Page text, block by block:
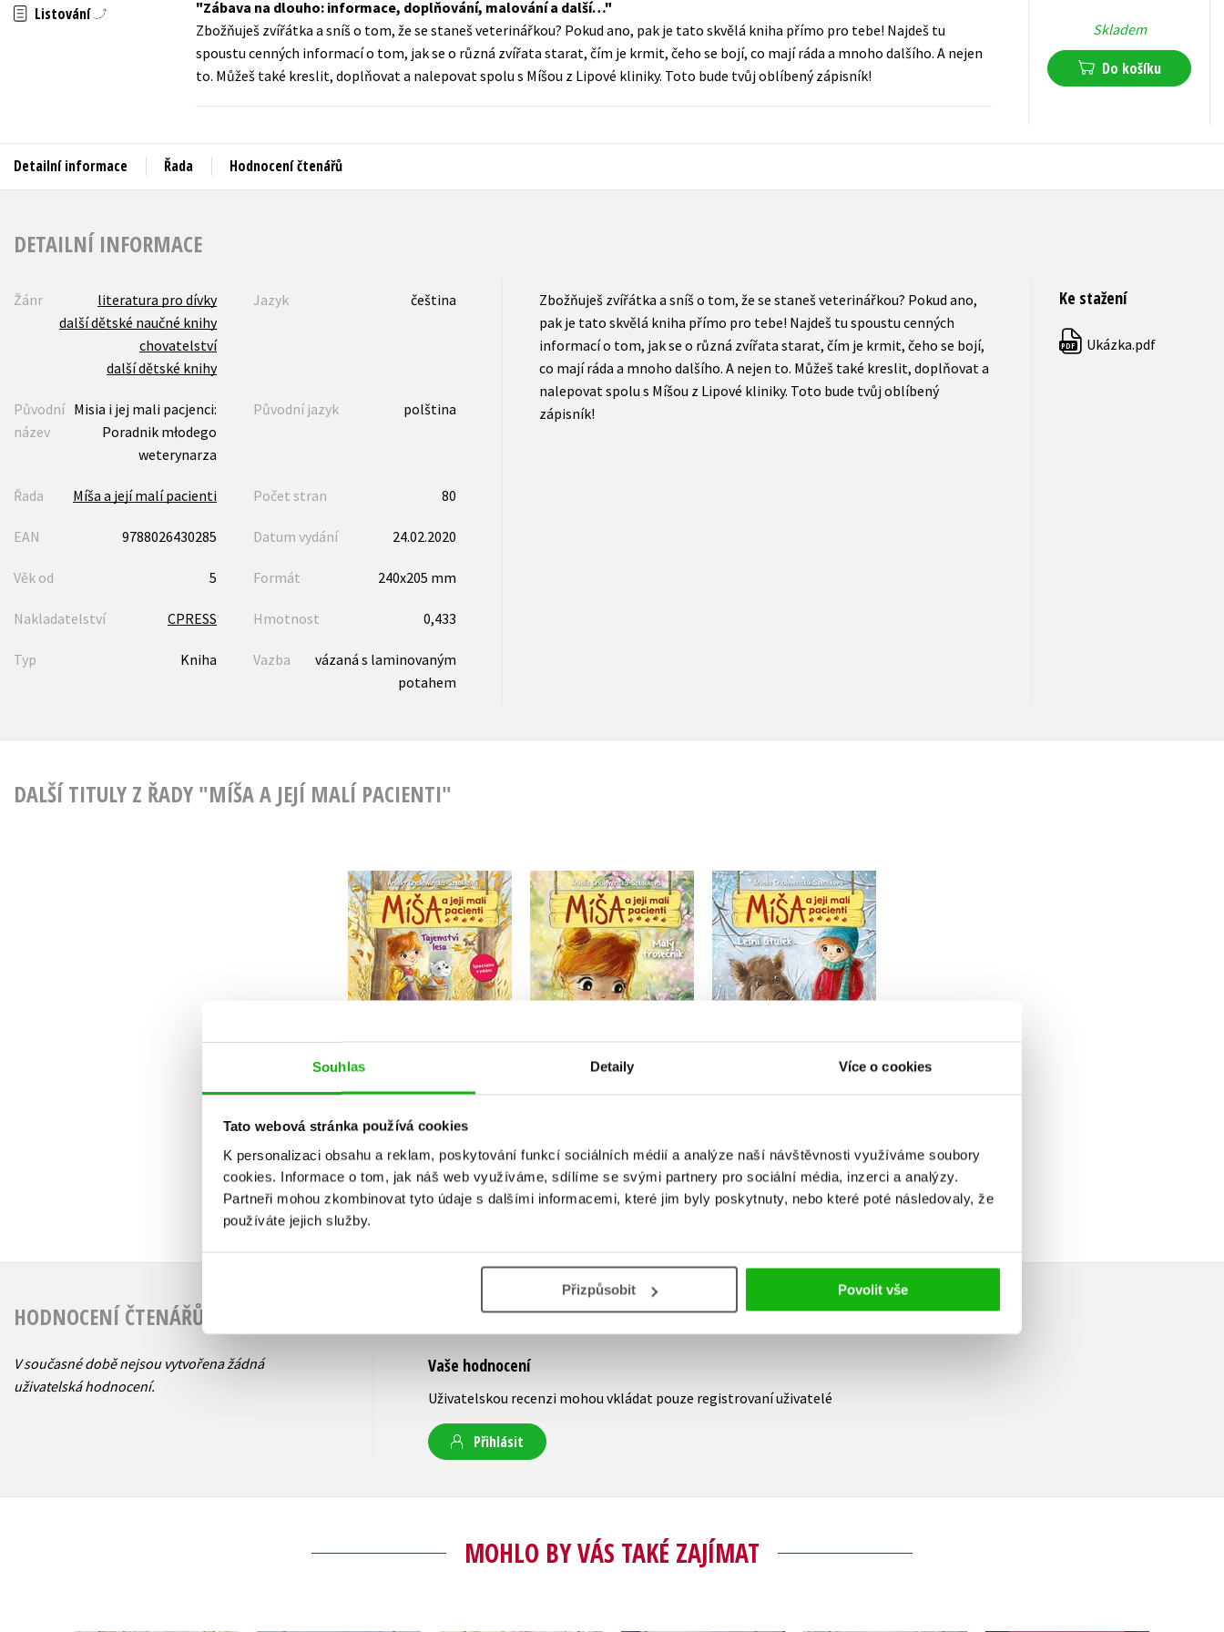
Souhlas Detaily Více o cookies
Tato webová stránka používá cookies
K personalizaci obsahu a reklam, poskytování funkcí sociálních médií a analýze naší návštěvnosti využíváme soubory
cookies. Informace o tom, jak náš web využíváme, sdílíme se svými partnery pro sociální média, inzerci a analýzy.
Partneři mohou zkombinovat tyto údaje s dalšími informacemi, které jim byly poskytnuty, nebo které poté následovaly, že
používáte jejich služby.
Přizpůsobit Povolit vše
Auto - moto
Jazyky
Kalendáře
Populárně - naučná pro dospělé
Populárně - naučné pro děti
Předškoláci
Příroda a zahrada
Young adult (SK)
Zahraniční literatura
Všechny tituly
Listování
Zábava na dlouho: informace, doplňování, malování a další…
Zbožňuješ zvířátka a sníš o tom, že se staneš veterinářkou? Pokud ano, pak je tato skvělá kniha přímo pro tebe! Najdeš tu
spoustu cenných informací o tom, jak se o různá zvířata starat, čím je krmit, čeho se bojí, co mají ráda a mnoho dalšího. A nejen
to. Můžeš také kreslit, doplňovat a nalepovat spolu s Míšou z Lipové kliniky. Toto bude tvůj oblíbený zápisník!
Skladem
Do košíku
Detailní informace Řada Hodnocení čtenářů
DETAILNÍ INFORMACE
Žánr
literatura pro dívky
další dětské naučné knihy
chovatelství
další dětské knihy
Jazyk čeština
Původní
název
Misia i jej mali pacjenci:
Poradnik młodego
weterynarza
Původní jazyk polština
Řada Míša a její malí pacienti Počet stran 80
EAN 9788026430285 Datum vydání 24.02.2020
Věk od 5 Formát 240x205 mm
Nakladatelství CPRESS Hmotnost 0,433
Typ Kniha Vazba
vázaná s laminovaným
potahem
Zbožňuješ zvířátka a sníš o tom, že se staneš veterinářkou? Pokud ano,
pak je tato skvělá kniha přímo pro tebe! Najdeš tu spoustu cenných
informací o tom, jak se o různá zvířata starat, čím je krmit, čeho se bojí,
co mají ráda a mnoho dalšího. A nejen to. Můžeš také kreslit, doplňovat a
nalepovat spolu s Míšou z Lipové kliniky. Toto bude tvůj oblíbený
zápisník!
Ke stažení
PDF Ukázka.pdf
DALŠÍ TITULY Z ŘADY "MÍŠA A JEJÍ MALÍ PACIENTI"
Míša a její malí
pacienti: Tajemství
lesa
Aniela Cholewińska-
Szkoliková
349 Kč
279 Kč
Míša a její malí
pacienti: Malý
trosečník
Aniela Cholewińska-
Szkoliková
Míša a její malí
pacienti: Lesní útulek
Aniela Cholewińska-
Szkoliková
HODNOCENÍ ČTENÁŘŮ
V současné době nejsou vytvořena žádná
uživatelská hodnocení.
Vaše hodnocení
Uživatelskou recenzi mohou vkládat pouze registrovaní uživatelé
Přihlásit
MOHLO BY VÁS TAKÉ ZAJÍMAT